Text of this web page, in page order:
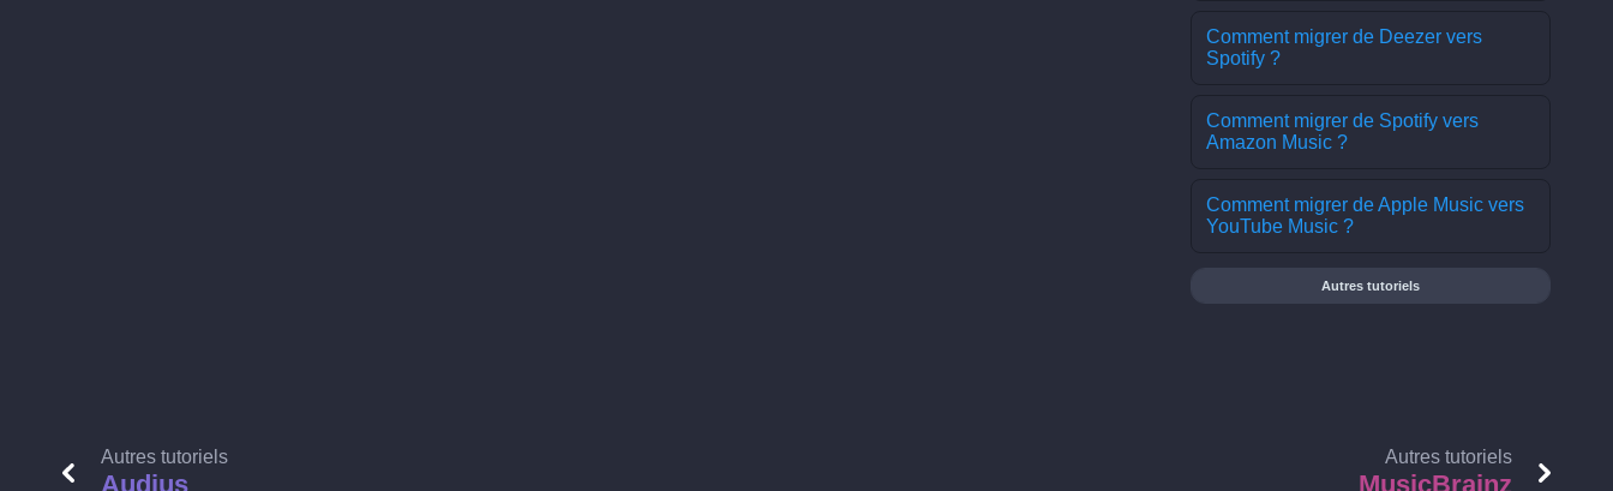
Comment migrer de Deezer vers
Spotify ?
Comment migrer de Spotify vers
Amazon Music ?
Comment migrer de Apple Music vers
YouTube Music ?
Autres tutoriels
Autres tutoriels
Audius
Autres tutoriels
MusicBrainz